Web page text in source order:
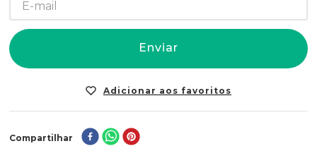
Enviar
Compartilhar